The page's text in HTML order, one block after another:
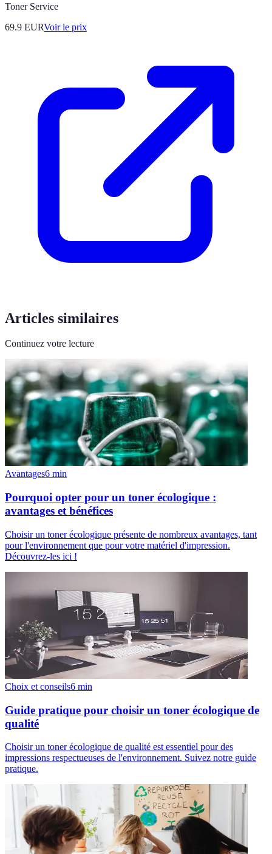
Toner Service
69.9 EURVoir le prix
Articles similaires
Continuez votre lecture
Avantages6 min
Pourquoi opter pour un toner écologique :
avantages et bénéfices
Choisir un toner écologique présente de nombreux avantages, tant
pour l'environnement que pour votre matériel d'impression.
Découvrez-les ici !
Choix et conseils6 min
Guide pratique pour choisir un toner écologique de
qualité
Choisir un toner écologique de qualité est essentiel pour des
impressions respectueuses de l'environnement. Suivez notre guide
pratique.